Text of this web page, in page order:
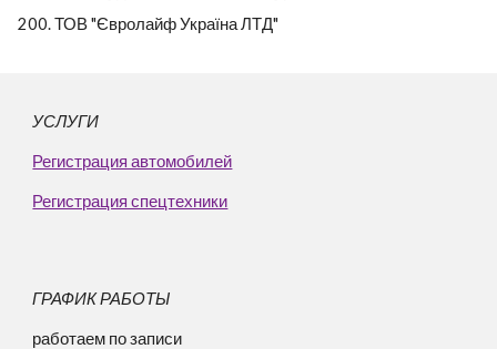
ТОВ "Євролайф Україна ЛТД"
УСЛУГИ
Регистрация автомобилей
Регистрация спецтехники
ГРАФИК РАБОТЫ
работаем по записи